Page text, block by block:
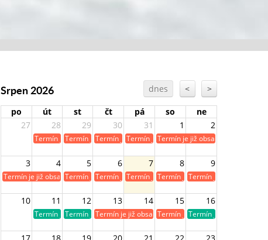
Srpen 2026 dnes < >
po út st čt pá so
ne
27
28 29 30 31 1 2
Termín je již obsazen
Termín je již obsazen
Termín je již obsazen
Termín je již obsazen
Termín je již obsazen
3 4 5 6 7 8 9
Termín je již obsazenTermín je již obsazen
Termín je již obsazen
Termín je již obsazen
Termín je již obsazenTermín je již obsazen
10 11 12 13 14 15 16
Termín je volnýTermín je volnýTermín je již obsazenTermín je již obsazen
Termín je volný